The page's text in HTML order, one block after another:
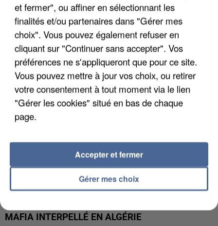
APRÈS TOUTES CES CANICULES, LES REFUGES
DE FAUNE SAUVAGE SONT...
L’UN DES FONDATEURS SUPPOSÉS DE LA DZ
MAFIA INTERPELLÉ EN ALGÉRIE
et fermer", ou affiner en sélectionnant les
finalités et/ou partenaires dans "Gérer mes
choix". Vous pouvez également refuser en
cliquant sur "Continuer sans accepter". Vos
préférences ne s'appliqueront que pour ce site.
Vous pouvez mettre à jour vos choix, ou retirer
votre consentement à tout moment via le lien
"Gérer les cookies" situé en bas de chaque
page.
Gérer mes choix
Accepter et fermer